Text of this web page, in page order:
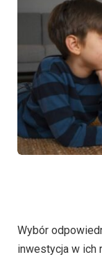
Wybór
inwestycja w ich